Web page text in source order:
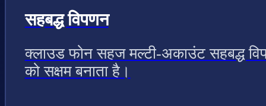
सहबद्ध विपणन
क्लाउड फोन सहज मल्टी-अकाउंट सहबद्ध
को सक्षम बनाता है।